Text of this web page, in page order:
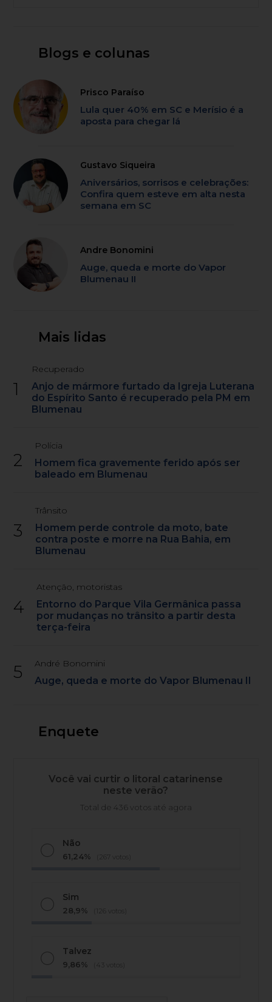
Blogs e colunas
Prisco Paraíso
Lula quer 40% em SC e Merísio é a
aposta para chegar lá
Gustavo Siqueira
Aniversários, sorrisos e celebrações:
Confira quem esteve em alta nesta
semana em SC
Andre Bonomini
Auge, queda e morte do Vapor
Blumenau II
Mais lidas
1
Recuperado
Anjo de mármore furtado da Igreja Luterana
do Espírito Santo é recuperado pela PM em
Blumenau
2
Polícia
Homem fica gravemente ferido após ser
baleado em Blumenau
3
Trânsito
Homem perde controle da moto, bate
contra poste e morre na Rua Bahia, em
Blumenau
4
Atenção, motoristas
Entorno do Parque Vila Germânica passa
por mudanças no trânsito a partir desta
terça-feira
5 André Bonomini
Auge, queda e morte do Vapor Blumenau II
Enquete
Você vai curtir o litoral catarinense
neste verão?
Total de 436 votos até agora
Não
61,24% (267 votos)
Sim
28,9% (126 votos)
Talvez
9,86% (43 votos)